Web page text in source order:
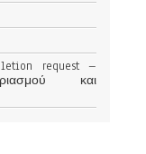
request –
και